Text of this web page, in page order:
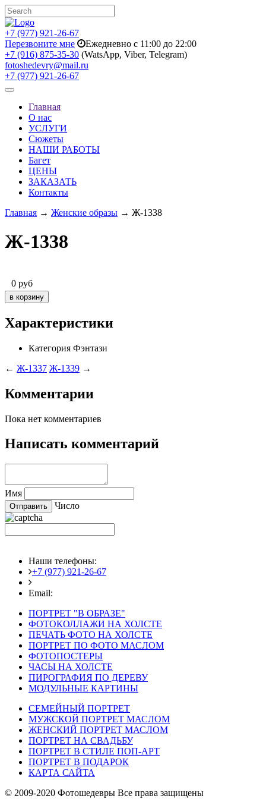
+7 (977) 921-26-67
Перезвоните мне
Ежедневно с 11:00 до 22:00
+7 (916) 875-35-30 (WatsApp, Viber, Telegram)
fotoshedevry@mail.ru
+7 (977) 921-26-67
Toggle
navigationГлавная
О нас
УСЛУГИ
Сюжеты
НАШИ РАБОТЫ
Багет
ЦЕНЫ
ЗАКАЗАТЬ
Контакты
Главная → Женские образы → Ж-1338
Ж-1338
0 руб
Характеристики
Категория Фэнтази
← Ж-1337 Ж-1339 →
Комментарии
Пока нет комментариев
Написать комментарий
Имя
Число
Наши телефоны:
+7 (977) 921-26-67
Email:
ПОРТРЕТ "В ОБРАЗЕ"
ФОТОКОЛЛАЖИ НА ХОЛСТЕ
ПЕЧАТЬ ФОТО НА ХОЛСТЕ
ПОРТРЕТ ПО ФОТО МАСЛОМ
ФОТОПОСТЕРЫ
ЧАСЫ НА ХОЛСТЕ
ПИРОГРАФИЯ ПО ДЕРЕВУ
МОДУЛЬНЫЕ КАРТИНЫ
СЕМЕЙНЫЙ ПОРТРЕТ
МУЖСКОЙ ПОРТРЕТ МАСЛОМ
ЖЕНСКИЙ ПОРТРЕТ МАСЛОМ
ПОРТРЕТ НА СВАДЬБУ
ПОРТРЕТ В СТИЛЕ ПОП-АРТ
ПОРТРЕТ В ПОДАРОК
КАРТА САЙТА
© 2009-2020 Фотошедевры Все права защищены